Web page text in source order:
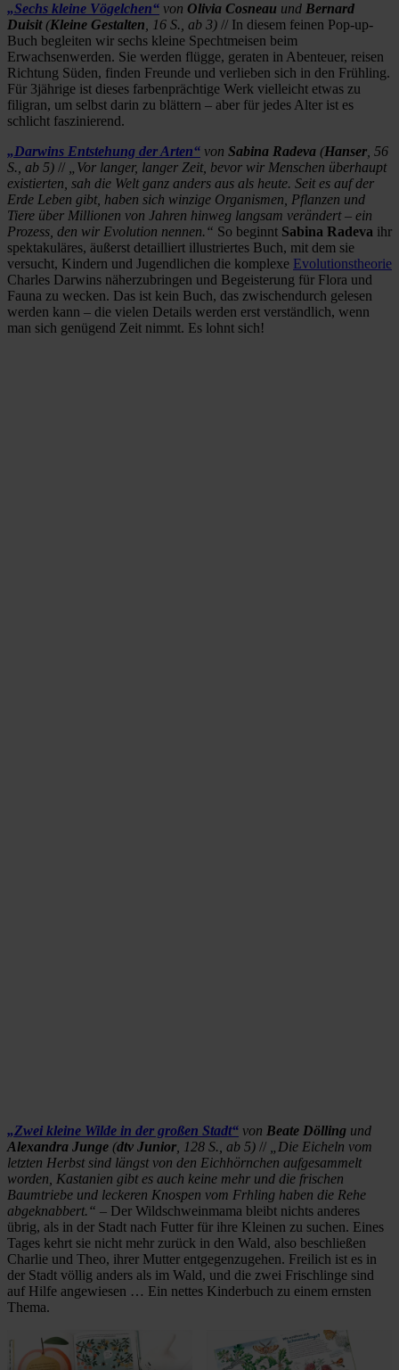
„Sechs kleine Vögelchen“ von Olivia Cosneau und Bernard
Duisit(Kleine Gestalten , 16 S., ab 3) // In diesem feinen Pop-up-
Buch begleiten wir sechs kleine Spechtmeisen beim
Erwachsenwerden. Sie werden flügge, geraten in Abenteuer, reisen
Richtung Süden, finden Freunde und verlieben sich in den Frühling.
Für 3jährige ist dieses farbenprächtige Werk vielleicht etwas zu
filigran, um selbst darin zu blättern – aber für jedes Alter ist es
schlicht faszinierend.
„Darwins Entstehung der Arten“ von Sabina Radeva (Hanser , 56
S., ab 5) //
„Vor langer, langer Zeit, bevor wir Menschen überhaupt
existierten, sah die Welt ganz anders aus als heute. Seit es auf der
Erde Leben gibt, haben sich winzige Organismen, Pflanzen und
Tiere über Millionen von Jahren hinweg langsam verändert – ein
Prozess, den wir Evolution nennen.“ So beginnt Sabina Radeva ihr
spektakuläres, äußerst detailliert illustriertes Buch, mit dem sie
versucht, Kindern und Jugendlichen die komplexe Evolutionstheorie
Charles Darwins näherzubringen und Begeisterung für Flora und
Fauna zu wecken. Das ist kein Buch, das zwischendurch gelesen
werden kann – die vielen Details werden erst verständlich, wenn
man sich genügend Zeit nimmt. Es lohnt sich!
„Zwei kleine Wilde in der großen Stadt“ von Beate Dölling und
Alexandra Junge (dtv Junior , 128 S., ab 5) //
„Die Eicheln vom
letzten Herbst sind längst von den Eichhörnchen aufgesammelt
worden, Kastanien gibt es auch keine mehr und die frischen
Baumtriebe und leckeren Knospen vom Frhling haben die Rehe
abgeknabbert.“ – Der Wildschweinmama bleibt nichts anderes
übrig, als in der Stadt nach Futter für ihre Kleinen zu suchen. Eines
Tages kehrt sie nicht mehr zurück in den Wald, also beschließen
Charlie und Theo, ihrer Mutter entgegenzugehen. Freilich ist es in
der Stadt völlig anders als im Wald, und die zwei Frischlinge sind
auf Hilfe angewiesen … Ein nettes Kinderbuch zu einem ernsten
Thema.